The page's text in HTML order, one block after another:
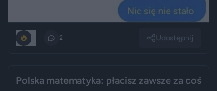
2 Udostępnij
Polska matematyka: płacisz zawsze za coś